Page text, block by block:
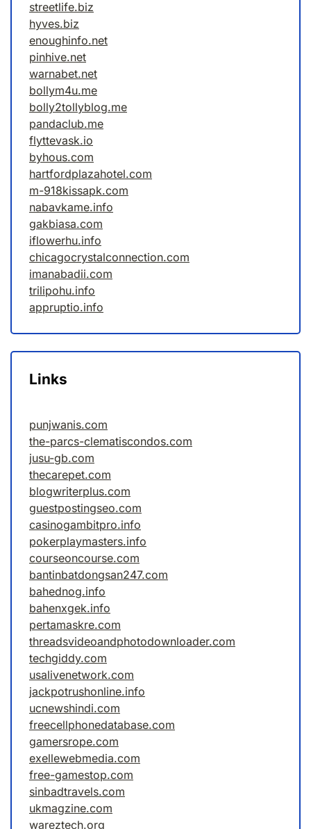
streetlife.biz
hyves.biz
enoughinfo.net
pinhive.net
warnabet.net
bollym4u.me
bolly2tollyblog.me
pandaclub.me
flyttevask.io
byhous.com
hartfordplazahotel.com
m-918kissapk.com
nabavkame.info
gakbiasa.com
iflowerhu.info
chicagocrystalconnection.com
imanabadii.com
trilipohu.info
appruptio.info
Links
punjwanis.com
the-parcs-clematiscondos.com
jusu-gb.com
thecarepet.com
blogwriterplus.com
guestpostingseo.com
casinogambitpro.info
pokerplaymasters.info
courseoncourse.com
bantinbatdongsan247.com
bahednog.info
bahenxgek.info
pertamaskre.com
threadsvideoandphotodownloader.com
techgiddy.com
usalivenetwork.com
jackpotrushonline.info
ucnewshindi.com
freecellphonedatabase.com
gamersrope.com
exellewebmedia.com
free-gamestop.com
sinbadtravels.com
ukmagzine.com
wareztech.org